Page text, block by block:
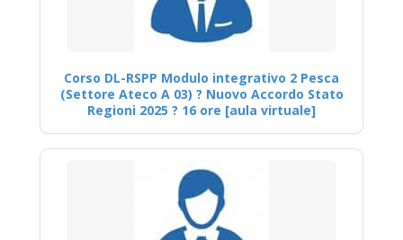
Corso DL-RSPP Modulo integrativo 2 Pesca
(Settore Ateco A 03) ? Nuovo Accordo Stato
Regioni 2025 ? 16 ore [aula virtuale]